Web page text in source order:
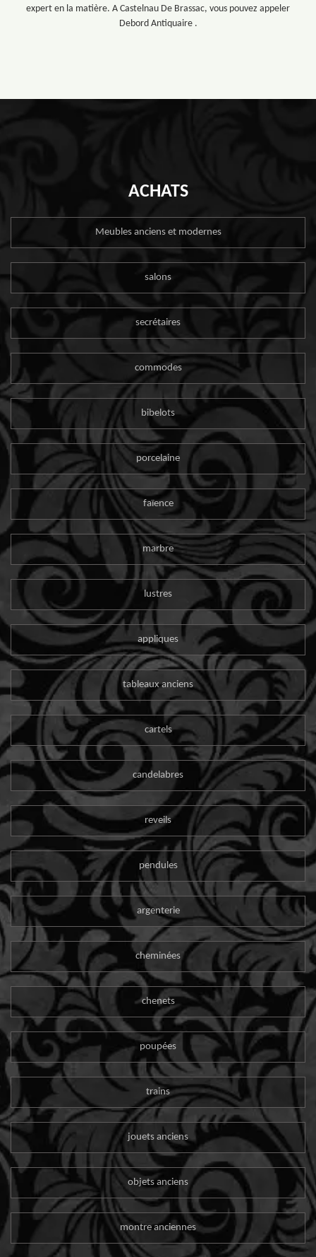
expert en la matière. A Castelnau De Brassac, vous pouvez appeler
Debord Antiquaire .
ACHATS
Meubles anciens et modernes
salons
secrétaires
commodes
bibelots
porcelaine
faïence
marbre
lustres
appliques
tableaux anciens
cartels
candelabres
reveils
pendules
argenterie
cheminées
chenets
poupées
trains
jouets anciens
objets anciens
montre anciennes